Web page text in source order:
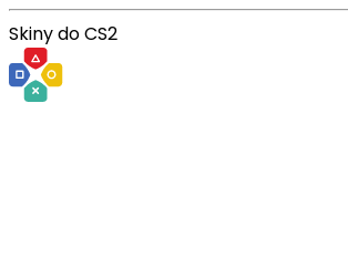
Skiny do CS2